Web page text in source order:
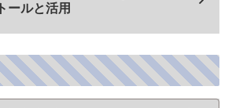
トールと活用